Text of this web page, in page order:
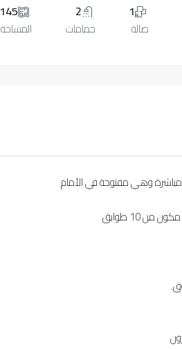
1
صالة
2
حمامات
145 م2
المساحة
مباشرة وهي مفتوحة في الأمام
10 طوابق